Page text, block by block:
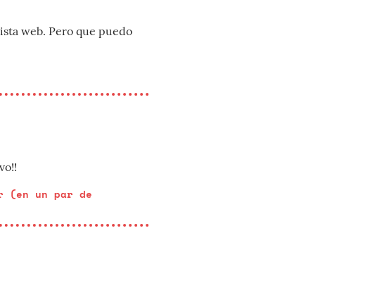
web. Pero que puedo
(en un par de